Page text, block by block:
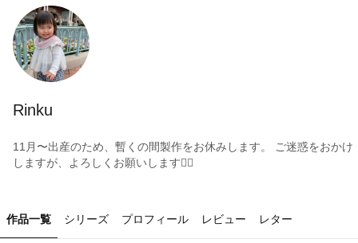
Rinku
11月〜出産のため、暫くの間製作をお休みします。 ご迷惑をおかけ
しますが、よろしくお願いします🙇‍♀️
作品一覧 シリーズ プロフィール レビュー レター